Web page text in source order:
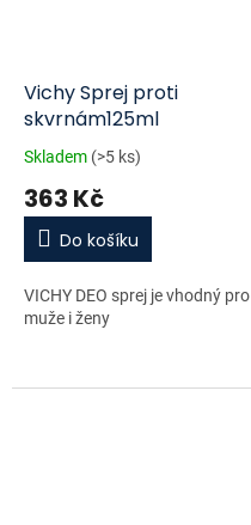
Vichy Sprej proti
skvrnám125ml
Skladem (>5 ks)
363 Kč
Do košíku
VICHY DEO sprej je vhodný pro
muže i ženy